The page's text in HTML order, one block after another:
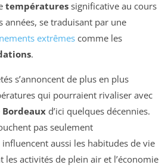
températures significative au cours
années, se traduisant par une
extrêmes comme les
.
s’annoncent de plus en plus
qui pourraient rivaliser avec
Bordeaux d’ici quelques décennies.
pas seulement
aussi les habitudes de vie
les activités de plein air et l’économie